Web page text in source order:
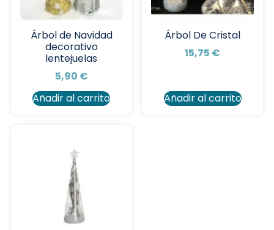
Árbol de Navidad
decorativo
lentejuelas
5,90 €
Añadir al carrito
Árbol De Cristal
15,75 €
Añadir al carrito